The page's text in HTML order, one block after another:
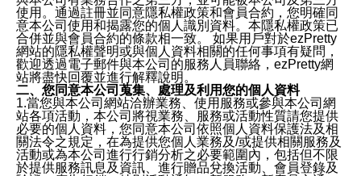
使用。通過註冊並同意隱私權政策和會員合約，您明確同
意本公司使用和揭露您的個人識別資料。本隱私權政策已
合併並與會員合約的條款相一致。 如果用戶對於ezPretty
網站的隱私權聲明或與個人資料相關的任何事項有疑問，
歡迎透過電子郵件與本公司的服務人員聯絡，ezPretty網
站將盡快回覆並進行解釋說明。
二、您同意本公司蒐集、處理及利用您的個人資料
1.當您與本公司網站洽辦業務、使用服務或參與本公司網
站各項活動，本公司將視業務、服務或活動性質請您提供
必要的個人資料，您同意本公司依照個人資料保護法及相
關法令之規定，在為提供您個人業務及/或提供相關服務及
活動或為本公司進行行銷分析之必要範圍內，包括但不限
於提供服務訊息及資訊、進行贈品兌換活動、會員登錄及